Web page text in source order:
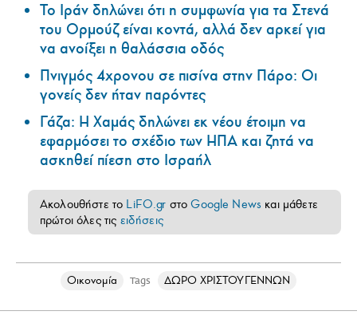
Το Ιράν δηλώνει ότι η συμφωνία για τα Στενά
του Ορμούζ είναι κοντά, αλλά δεν αρκεί για
να ανοίξει η θαλάσσια οδός
Πνιγμός 4χρονου σε πισίνα στην Πάρο: Οι
γονείς δεν ήταν παρόντες
Γάζα: Η Χαμάς δηλώνει εκ νέου έτοιμη να
εφαρμόσει το σχέδιο των ΗΠΑ και ζητά να
ασκηθεί πίεση στο Ισραήλ
Ακολουθήστε το LiFO.gr στοGoogle News και μάθετε
πρώτοι όλες τις ειδήσεις
Οικονομία Tags ΔΩΡΟ ΧΡΙΣΤΟΥΓΕΝΝΩΝ